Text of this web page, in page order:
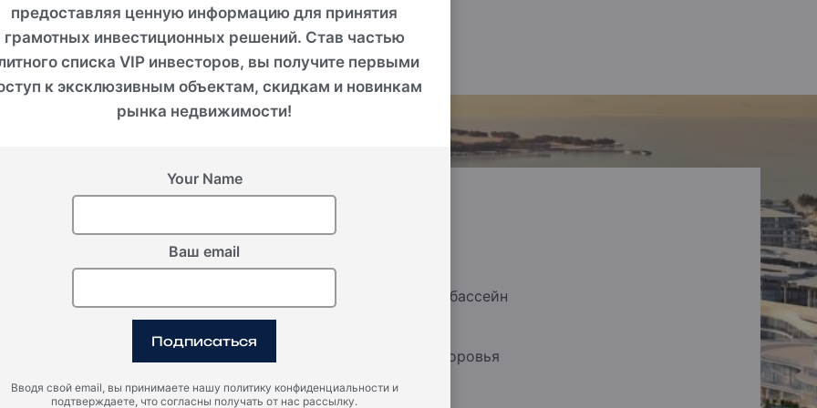
Детский бассейн
Центр здоровья
предоставляя ценную информацию для принятия
грамотных инвестиционных решений. Став частью
списка VIP инвесторов, вы получите первыми
к эксклюзивным объектам, скидкам и новинкам
рынка недвижимости!
Your Name
Ваш email
Подписаться
Вводя свой email, вы принимаете нашу политику конфиденциальности и
подтверждаете, что согласны получать от нас рассылку.